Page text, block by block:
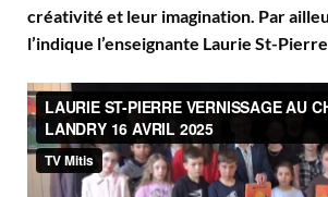
créativité et leur imagination. Par
l’indique l’enseignante Laurie St-